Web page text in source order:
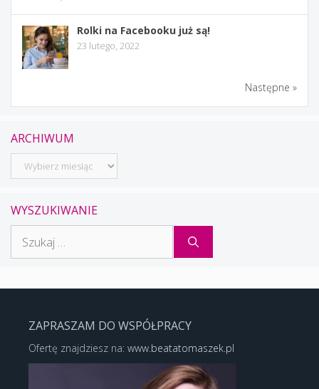
Rolki na Facebooku już są!
23 lutego, 2022
Następne »
ARCHIWUM
Archiwum
WYSZUKIWANIE
ZAPRASZAM DO WSPÓŁPRACY
Ofertę znajdziesz na: www.beatatomaszek.pl